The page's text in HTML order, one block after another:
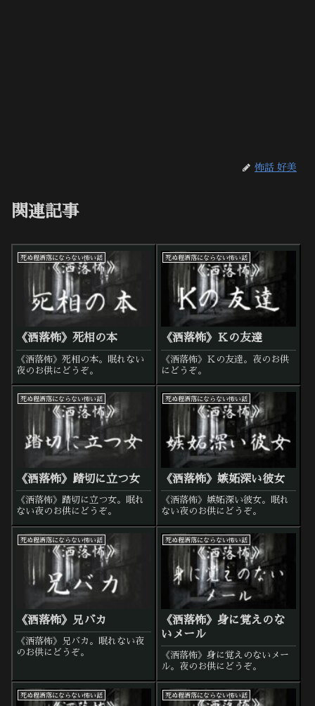
怖話 好美
関連記事
死ぬ程洒落にならない怖い話
《洒落怖》死相の本
《洒落怖》死相の本。眠れない
夜のお供にどうぞ。
死ぬ程洒落にならない怖い話
《洒落怖》Ｋの友達
《洒落怖》Ｋの友達。夜のお供
にどうぞ。
死ぬ程洒落にならない怖い話
《洒落怖》踏切に立つ女
《洒落怖》踏切に立つ女。眠れ
ない夜のお供にどうぞ。
死ぬ程洒落にならない怖い話
《洒落怖》嫉妬深い彼女
《洒落怖》嫉妬深い彼女。眠れ
ない夜のお供にどうぞ。
死ぬ程洒落にならない怖い話
《洒落怖》兄バカ
《洒落怖》兄バカ。眠れない夜
のお供にどうぞ。
死ぬ程洒落にならない怖い話
《洒落怖》身に覚えのな
いメール
《洒落怖》身に覚えのないメー
ル。夜のお供にどうぞ。
死ぬ程洒落にならない怖い話 死ぬ程洒落にならない怖い話